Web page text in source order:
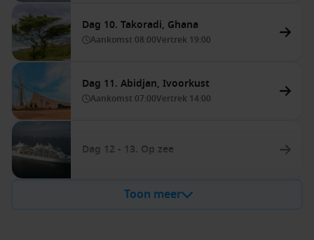
Dag 10. Takoradi, Ghana
Aankomst 08:00Vertrek 19:00
Dag 11. Abidjan, Ivoorkust
Aankomst 07:00Vertrek 14:00
Dag 12 - 13. Op zee
Toon meer